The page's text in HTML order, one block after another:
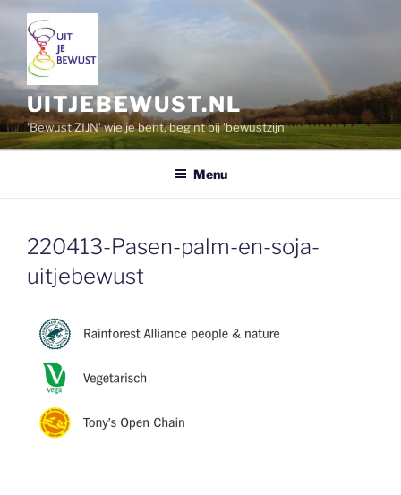
inhoud
UITJEBEWUST.NL
'Bewust ZIJN' wie je bent, begint bij 'bewustzijn'
Menu
220413-Pasen-palm-en-soja-
uitjebewust